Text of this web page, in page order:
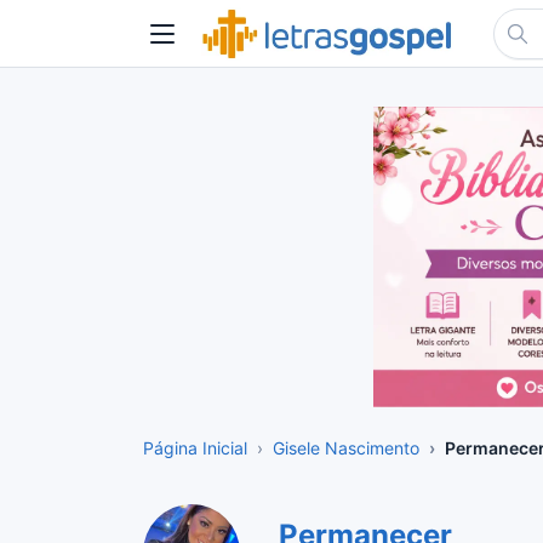
Página Inicial Gisele Nascimento
Permanecer